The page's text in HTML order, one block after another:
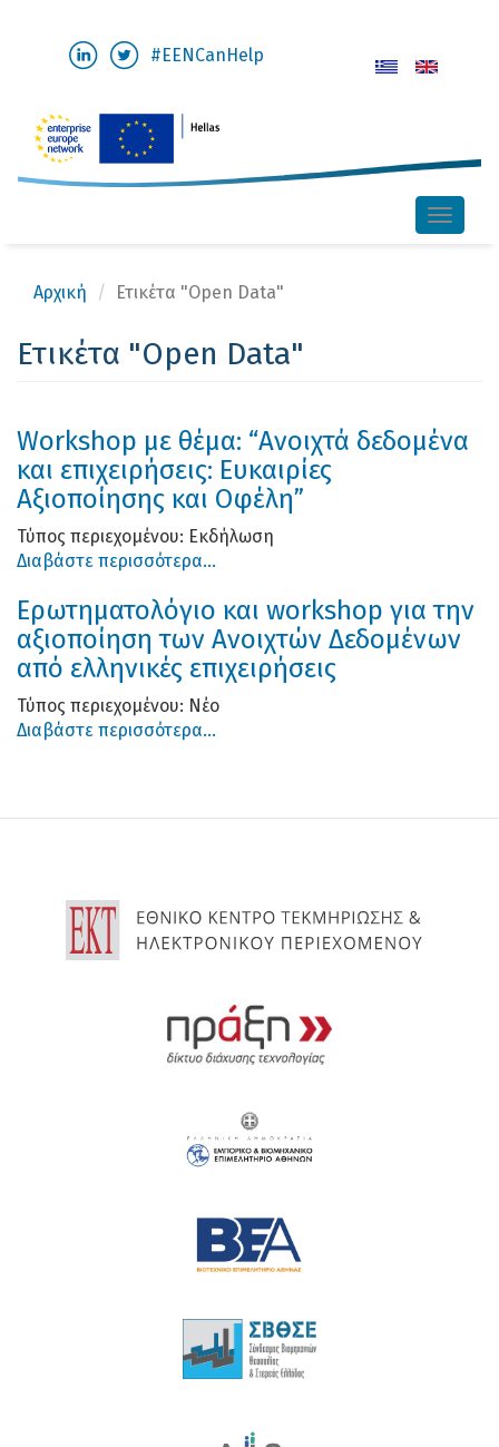
περιεχόμενο
#EENCanHelp
Toggle
Αρχική Ετικέτα "Open Data"
Ετικέτα "Open Data"
Workshop µε θέµα: “Ανοιχτά δεδομένα
και επιχειρήσεις: Ευκαιρίες
Αξιοποίησης και Οφέλη”
Τύπος περιεχομένου: Εκδήλωση
Διαβάστε περισσότερα...
Ερωτηματολόγιο και workshop για την
αξιοποίηση των Ανοιχτών Δεδομένων
από ελληνικές επιχειρήσεις
Τύπος περιεχομένου: Νέο
Διαβάστε περισσότερα...